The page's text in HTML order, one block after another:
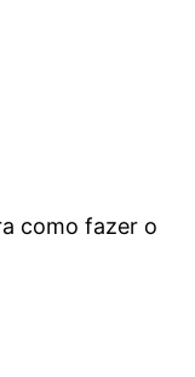
como fazer o